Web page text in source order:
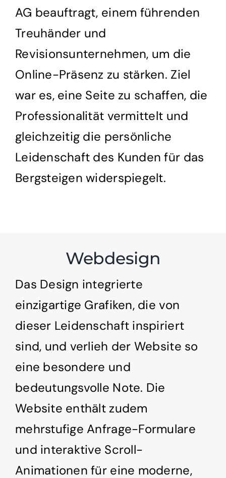
AG beauftragt, einem führenden
Treuhänder und
Revisionsunternehmen, um die
Online-Präsenz zu stärken. Ziel
war es, eine Seite zu schaffen, die
Professionalität vermittelt und
gleichzeitig die persönliche
Leidenschaft des Kunden für das
Bergsteigen widerspiegelt.
Webdesign
Das Design integrierte
einzigartige Grafiken, die von
dieser Leidenschaft inspiriert
sind, und verlieh der Website so
eine besondere und
bedeutungsvolle Note. Die
Website enthält zudem
mehrstufige Anfrage-Formulare
und interaktive Scroll-
Animationen für eine moderne,